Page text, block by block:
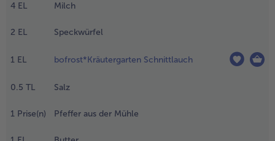
4 EL Milch
2 EL Speckwürfel
1 EL bofrost*Kräutergarten Schnittlauch
0.5 TL Salz
1 Prise(n) Pfeffer aus der Mühle
die
und mit
Spinat,